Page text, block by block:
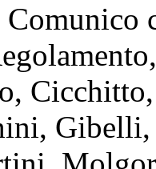
Comunico